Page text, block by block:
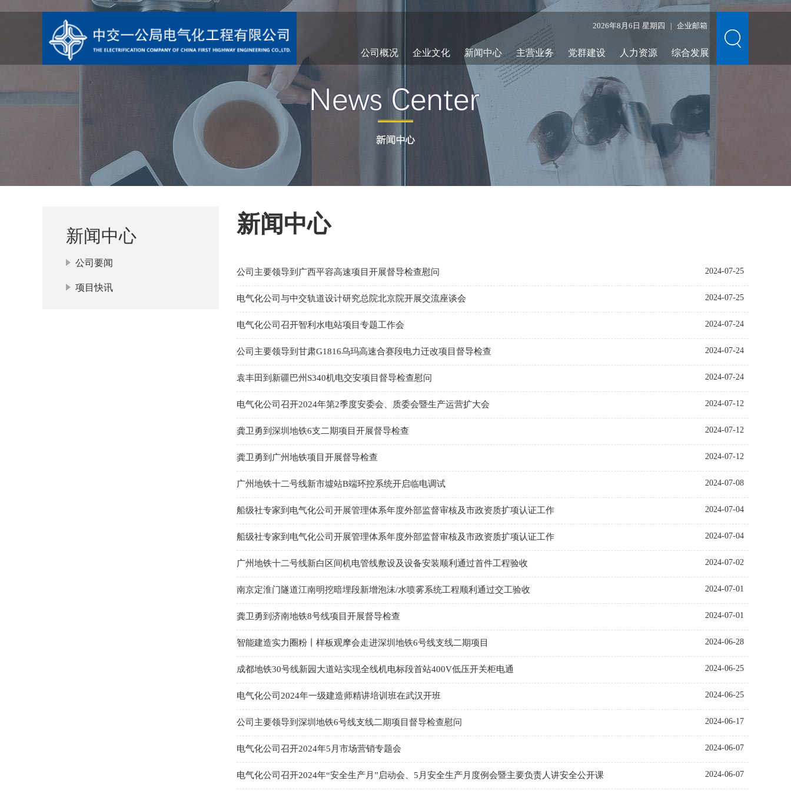
2026年8月6日 星期四 企业邮箱
公司概况 企业文化 新闻中心 主营业务 党群建设 人力资源 综合发展
新闻中心
公司要闻
项目快讯
新闻中心
2024-07-25
公司主要领导到广西平容高速项目开展督导检查慰问
2024-07-25
电气化公司与中交轨道设计研究总院北京院开展交流座谈会
2024-07-24
电气化公司召开智利水电站项目专题工作会
2024-07-24
公司主要领导到甘肃G1816乌玛高速合赛段电力迁改项目督导检查
2024-07-24
袁丰田到新疆巴州S340机电交安项目督导检查慰问
2024-07-12
电气化公司召开2024年第2季度安委会、质委会暨生产运营扩大会
2024-07-12
龚卫勇到深圳地铁6支二期项目开展督导检查
2024-07-12
龚卫勇到广州地铁项目开展督导检查
2024-07-08
广州地铁十二号线新市墟站B端环控系统开启临电调试
2024-07-04
船级社专家到电气化公司开展管理体系年度外部监督审核及市政资质扩项认证工作
2024-07-04
船级社专家到电气化公司开展管理体系年度外部监督审核及市政资质扩项认证工作
2024-07-02
广州地铁十二号线新白区间机电管线敷设及设备安装顺利通过首件工程验收
2024-07-01
南京定淮门隧道江南明挖暗埋段新增泡沫/水喷雾系统工程顺利通过交工验收
2024-07-01
龚卫勇到济南地铁8号线项目开展督导检查
2024-06-28
智能建造实力圈粉丨样板观摩会走进深圳地铁6号线支线二期项目
2024-06-25
成都地铁30号线新园大道站实现全线机电标段首站400V低压开关柜电通
2024-06-25
电气化公司2024年一级建造师精讲培训班在武汉开班
2024-06-17
公司主要领导到深圳地铁6号线支线二期项目督导检查慰问
2024-06-07
电气化公司召开2024年5月市场营销专题会
2024-06-07
电气化公司召开2024年“安全生产月”启动会、5月安全生产月度例会暨主要负责人讲安全公开课